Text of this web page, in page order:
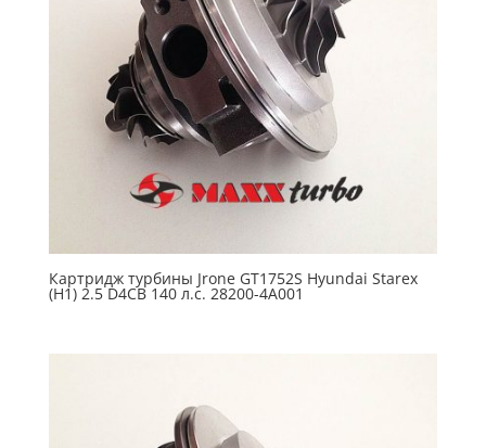
Картридж турбины Jrone GT1752S Hyundai Starex
(H1) 2.5 D4CB 140 л.с. 28200-4А001